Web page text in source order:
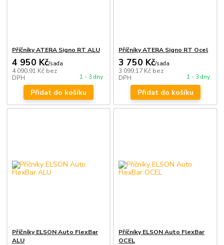
Příčníky ATERA Signo RT ALU
4 950 Kč/sada
4 090,91 Kč bez
DPH
1 - 3 dny
Přidat do košíku
Příčníky ATERA Signo RT Ocel
3 750 Kč/sada
3 099,17 Kč bez
DPH
1 - 3 dny
Přidat do košíku
Příčníky ELSON Auto FlexBar
ALU
Příčníky ELSON Auto FlexBar
OCEL